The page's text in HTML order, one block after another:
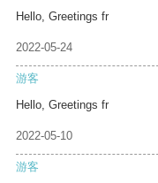
Hello, Greetings fr
2022-05-24
游客
Hello, Greetings fr
2022-05-10
游客